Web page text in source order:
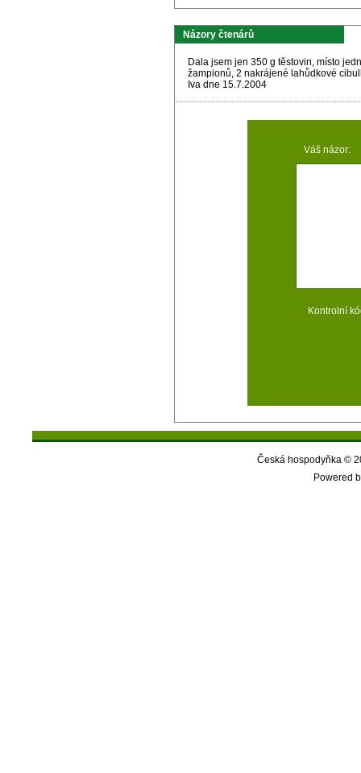
Názory čtenárů
Dala jsem jen 350 g těstovin, místo
žampionů, 2 nakrájené lahůdkové
Iva dne 15.7.2004
Váš názor:
Kontrolní
Česká hospodyňka ©
Powered